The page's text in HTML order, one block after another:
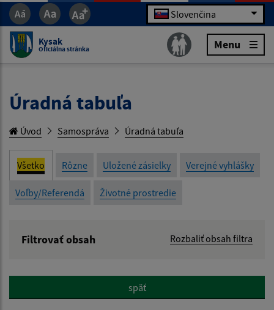
Slovenčina
Kysak
Oficiálna stránka Menu
Úradná tabuľa
Úvod Samospráva Úradná tabuľa
Všetko Rôzne Uložené zásielky Verejné vyhlášky
Voľby/Referendá Životné prostredie
Filtrovať obsah Rozbaliť obsah filtra
Popis:
späť